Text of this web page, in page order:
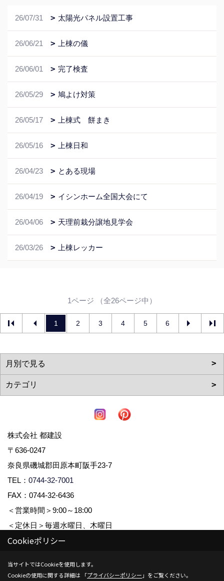
26/07/31 太陽光パネル設置工事
26/06/21 上棟の儀
26/06/01 完了検査
26/05/29 鳩よけ対策
26/05/17 上棟式 餅まき
26/05/16 上棟日和
26/04/23 とある現場
26/04/19 イシンホーム全国大会にて
26/04/06 天理前栽分譲地見学会
26/03/26 上棟レッカー
1ページ （全26ページ中）
1 2 3 4 5 6
株式会社 都建設
〒636-0247
奈良県磯城郡田原本町阪手23-7
TEL： 0744-32-7001
FAX：0744-32-6436
＜営業時間＞9:00～18:00
＜定休日＞毎週水曜日、木曜日
Copyright (c) 株式会社都建設. All Rights Reserved.
Produced byゴデスクリエイト
Cookieポリシー
当サイトではCookieを使用します。
Cookieの使用に関する詳細は 「プライバシーポリシー 」をご覧ください。